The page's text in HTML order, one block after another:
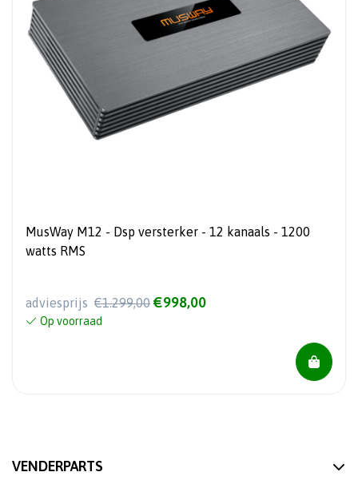
MusWay M12 - Dsp versterker - 12 kanaals - 1200
watts RMS
adviesprijs €1.299,00 €998,00
Op voorraad
VENDERPARTS